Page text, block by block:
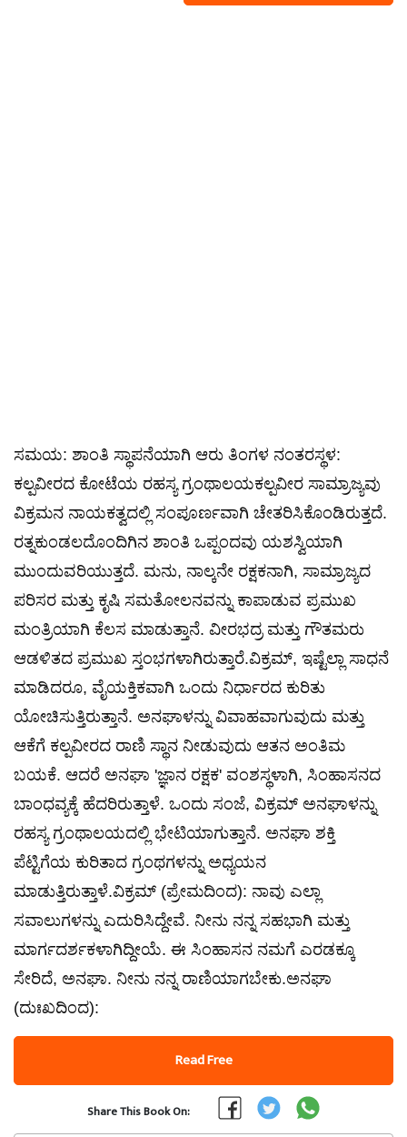
ಸಮಯ: ಶಾಂತಿ ಸ್ಥಾಪನೆಯಾಗಿ ಆರು ತಿಂಗಳ ನಂತರಸ್ಥಳ:
ಕಲ್ಪವೀರದ ಕೋಟೆಯ ರಹಸ್ಯ ಗ್ರಂಥಾಲಯಕಲ್ಪವೀರ ಸಾಮ್ರಾಜ್ಯವು
ವಿಕ್ರಮನ ನಾಯಕತ್ವದಲ್ಲಿ ಸಂಪೂರ್ಣವಾಗಿ ಚೇತರಿಸಿಕೊಂಡಿರುತ್ತದೆ.
ರತ್ನಕುಂಡಲದೊಂದಿಗಿನ ಶಾಂತಿ ಒಪ್ಪಂದವು ಯಶಸ್ವಿಯಾಗಿ
ಮುಂದುವರಿಯುತ್ತದೆ. ಮನು, ನಾಲ್ಕನೇ ರಕ್ಷಕನಾಗಿ, ಸಾಮ್ರಾಜ್ಯದ
ಪರಿಸರ ಮತ್ತು ಕೃಷಿ ಸಮತೋಲನವನ್ನು ಕಾಪಾಡುವ ಪ್ರಮುಖ
ಮಂತ್ರಿಯಾಗಿ ಕೆಲಸ ಮಾಡುತ್ತಾನೆ. ವೀರಭದ್ರ ಮತ್ತು ಗೌತಮರು
ಆಡಳಿತದ ಪ್ರಮುಖ ಸ್ತಂಭಗಳಾಗಿರುತ್ತಾರೆ.ವಿಕ್ರಮ್, ಇಷ್ಟೆಲ್ಲಾ ಸಾಧನೆ
ಮಾಡಿದರೂ, ವೈಯಕ್ತಿಕವಾಗಿ ಒಂದು ನಿರ್ಧಾರದ ಕುರಿತು
ಯೋಚಿಸುತ್ತಿರುತ್ತಾನೆ. ಅನಘಾಳನ್ನು ವಿವಾಹವಾಗುವುದು ಮತ್ತು
ಆಕೆಗೆ ಕಲ್ಪವೀರದ ರಾಣಿ ಸ್ಥಾನ ನೀಡುವುದು ಆತನ ಅಂತಿಮ
ಬಯಕೆ. ಆದರೆ ಅನಘಾ 'ಜ್ಞಾನ ರಕ್ಷಕ' ವಂಶಸ್ಥಳಾಗಿ, ಸಿಂಹಾಸನದ
ಬಾಂಧವ್ಯಕ್ಕೆ ಹೆದರಿರುತ್ತಾಳೆ. ಒಂದು ಸಂಜೆ, ವಿಕ್ರಮ್ ಅನಘಾಳನ್ನು
ರಹಸ್ಯ ಗ್ರಂಥಾಲಯದಲ್ಲಿ ಭೇಟಿಯಾಗುತ್ತಾನೆ. ಅನಘಾ ಶಕ್ತಿ
ಪೆಟ್ಟಿಗೆಯ ಕುರಿತಾದ ಗ್ರಂಥಗಳನ್ನು ಅಧ್ಯಯನ
ಮಾಡುತ್ತಿರುತ್ತಾಳೆ.ವಿಕ್ರಮ್ (ಪ್ರೇಮದಿಂದ): ನಾವು ಎಲ್ಲಾ
ಸವಾಲುಗಳನ್ನು ಎದುರಿಸಿದ್ದೇವೆ. ನೀನು ನನ್ನ ಸಹಭಾಗಿ ಮತ್ತು
ಮಾರ್ಗದರ್ಶಕಳಾಗಿದ್ದೀಯೆ. ಈ ಸಿಂಹಾಸನ ನಮಗೆ ಎರಡಕ್ಕೂ
ಸೇರಿದೆ, ಅನಘಾ. ನೀನು ನನ್ನ ರಾಣಿಯಾಗಬೇಕು.ಅನಘಾ
(ದುಃಖದಿಂದ):
Read Free
Share This Book On: